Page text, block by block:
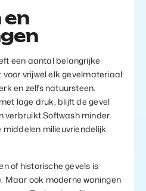
en
een aantal belangrijke
vrijwel elk gevelmateriaal:
en zelfs natuursteen.
lage druk, blijft de gevel
verbruikt Softwash minder
milieuvriendelijk
of historische gevels is
Maar ook moderne woningen